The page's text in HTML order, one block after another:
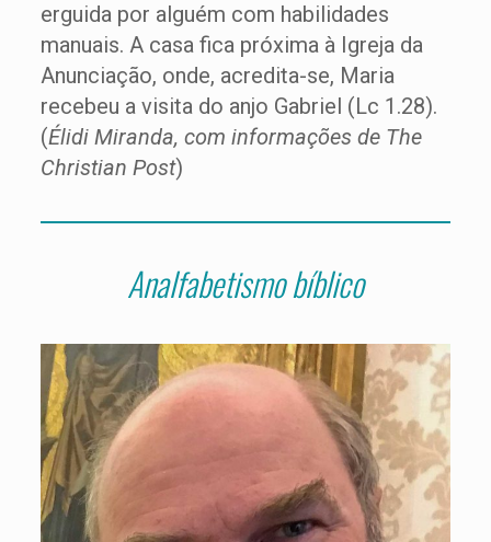
erguida por alguém com habilidades
manuais. A casa fica próxima à Igreja da
Anunciação, onde, acredita-se, Maria
recebeu a visita do anjo Gabriel (Lc 1.28).
(Élidi Miranda, com informações de The
Christian Post)
Analfabetismo bíblico